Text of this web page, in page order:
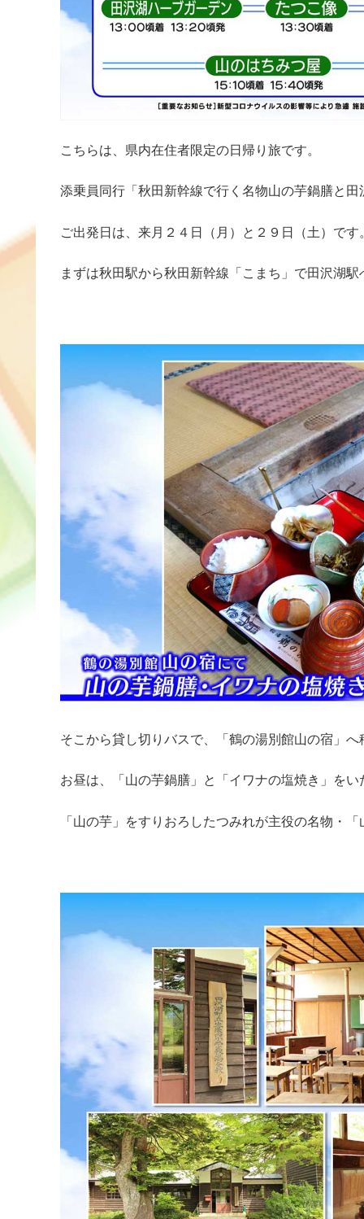
こちらは、県内在住者限定の日帰り旅です。
添乗員同行「秋田新幹線で行く名物山の芋鍋膳と田
ご出発日は、来月２４日（月）と２９日（土）です
まずは秋田駅から秋田新幹線「こまち」で田沢湖駅
そこから貸し切りバスで、「鶴の湯別館山の宿」へ
お昼は、「山の芋鍋膳」と「イワナの塩焼き」をい
「山の芋」をすりおろしたつみれが主役の名物・